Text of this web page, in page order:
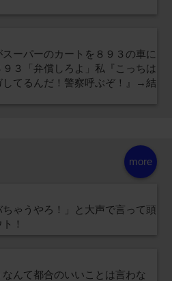
ーパーのカートを８９３の車に
９３「弁償しろよ」私『こっちは
してるんだ！警察呼ぶぞ！』→結
more
ちゃうやろ！」と大声で言って頭
！
んて都合のいいことは言わな